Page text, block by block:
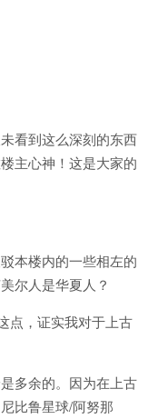
看到这么深刻的东西
主心神！这是大家的
本楼内的一些相左的
尔人是华夏人？
点，证实我对于上古
多余的。因为在上古
比鲁星球/阿努那